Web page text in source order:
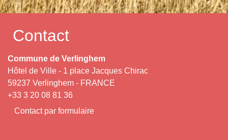
Contact
Commune de Verlinghem
Hôtel de Ville - 1 place Jacques Chirac
59237 Verlinghem - FRANCE
+33 3 20 08 81 36
Contact par formulaire